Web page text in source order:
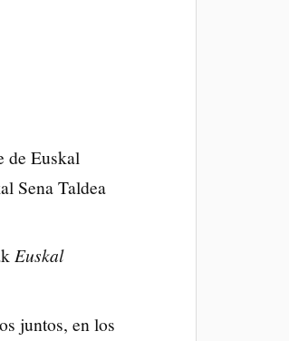
de Euskal
Sena Taldea
Euskal
juntos, en los